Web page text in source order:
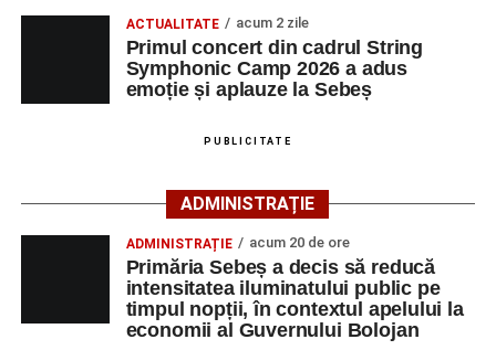
Adaugă-ne ca sursă preferată
Urmărește-ne pe Google News
Primăria Sebeș a decis să reducă intensitatea
iluminatului public pe timpul nopții, în contextul
apelului la economii al Guvernului Bolojan
Duminică, 23 august 2026, Râpa Roșie găzduiește
cea de-a III-a ediție a concursului „CicloAventurier
participă, timp de o săptămână, la cursuri de
perfecționare, repetiții și activități artistice desfășurate sub
îndrumarea unor profesori și mentori.
ACTUALITATE acum 2 zile
Primul concert din cadrul String
Symphonic Camp 2026 a adus
emoție și aplauze la Sebeș
PUBLICITATE
ADMINISTRAȚIE
ADMINISTRAȚIE acum 20 de ore
Primăria Sebeș a decis să reducă
intensitatea iluminatului public pe
timpul nopții, în contextul apelului la
economii al Guvernului Bolojan